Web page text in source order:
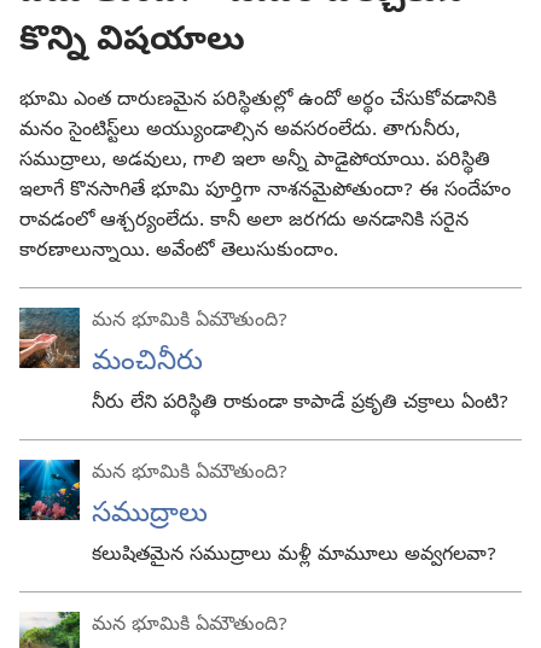
కొన్ని విషయాలు
భూమి ఎంత దారుణమైన పరిస్థితుల్లో ఉందో అర్థం చేసుకోవడానికి
మనం సైంటిస్ట్‌లు అయ్యుండాల్సిన అవసరంలేదు. తాగునీరు,
సముద్రాలు, అడవులు, గాలి ఇలా అన్నీ పాడైపోయాయి. పరిస్థితి
ఇలాగే కొనసాగితే భూమి పూర్తిగా నాశనమైపోతుందా? ఈ సందేహం
రావడంలో ఆశ్చర్యంలేదు. కానీ అలా జరగదు అనడానికి సరైన
కారణాలున్నాయి. అవేంటో తెలుసుకుందాం.
మన భూమికి ఏమౌతుంది?
మంచినీరు
నీరు లేని పరిస్థితి రాకుండా కాపాడే ప్రకృతి చక్రాలు ఏంటి?
మన భూమికి ఏమౌతుంది?
సముద్రాలు
కలుషితమైన సముద్రాలు మళ్లీ మామూలు అవ్వగలవా?
మన భూమికి ఏమౌతుంది?